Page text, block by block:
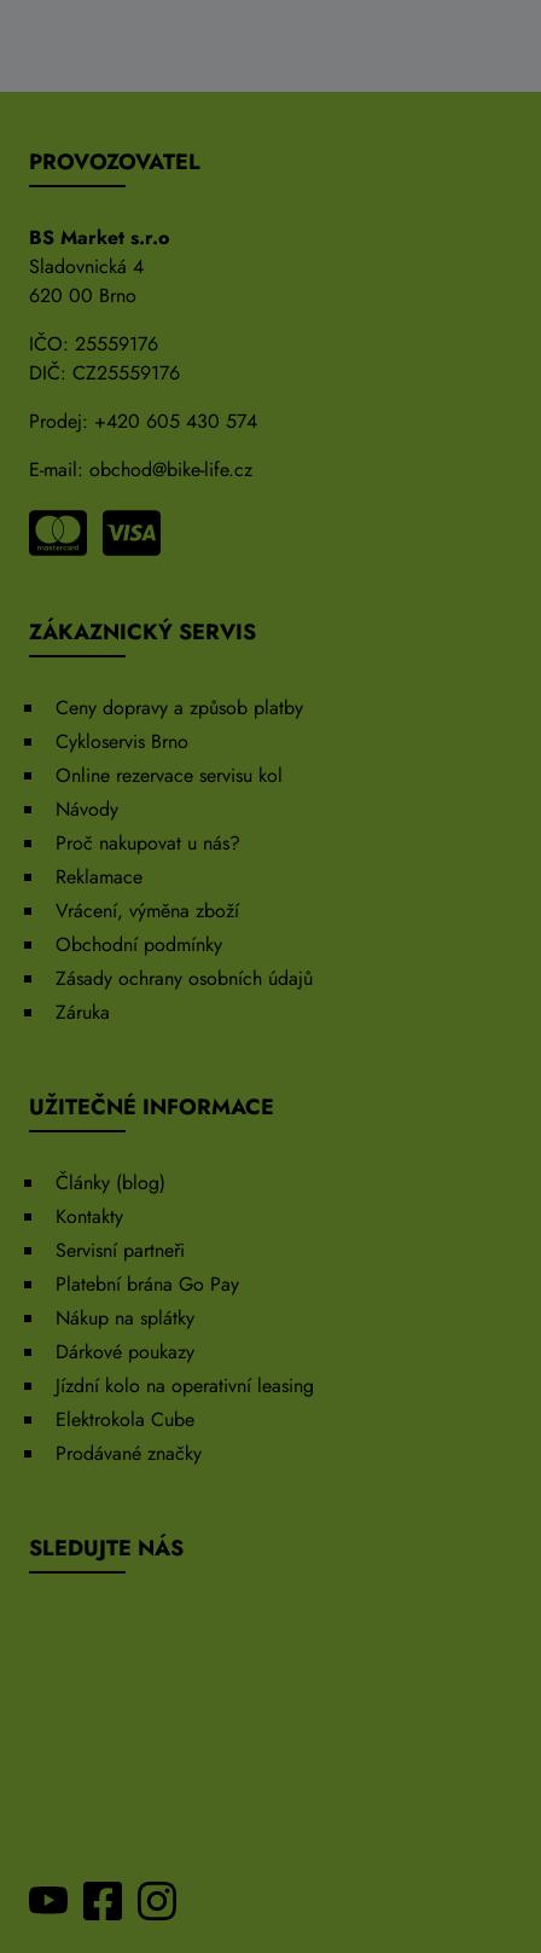
PROVOZOVATEL
BS Market s.r.o
Sladovnická 4
620 00 Brno
IČO: 25559176
DIČ: CZ25559176
Prodej: +420 605 430 574
E-mail: obchod@bike-life.cz
ZÁKAZNICKÝ SERVIS
Ceny dopravy a způsob platby
Cykloservis Brno
Online rezervace servisu kol
Návody
Proč nakupovat u nás?
Reklamace
Vrácení, výměna zboží
Obchodní podmínky
Zásady ochrany osobních údajů
Záruka
UŽITEČNÉ INFORMACE
Články (blog)
Kontakty
Servisní partneři
Platební brána Go Pay
Nákup na splátky
Dárkové poukazy
Jízdní kolo na operativní leasing
Elektrokola Cube
Prodávané značky
SLEDUJTE NÁS